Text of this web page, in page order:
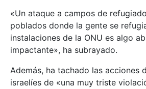
«Un ataque a campos de
poblados donde la gente se
instalaciones de la ONU es algo
impactante», ha subrayado.
Además, ha tachado las acciones
israelíes de «una muy triste